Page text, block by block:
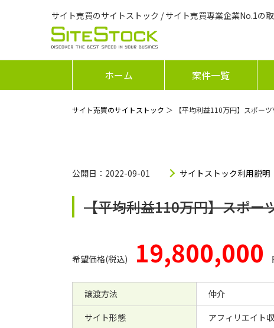
サイト売買のサイトストック / サイト売買専業企業No.1の
ホーム 案件一覧
サイト売買のサイトストック ＞ 【平均利益110万円】スポー
公開日：2022-09-01 サイトストック利用説明
【平均利益110万円】スポー
希望価格(税込) 19,800,000
譲渡方法
仲介
サイト形態
アフィリエイト